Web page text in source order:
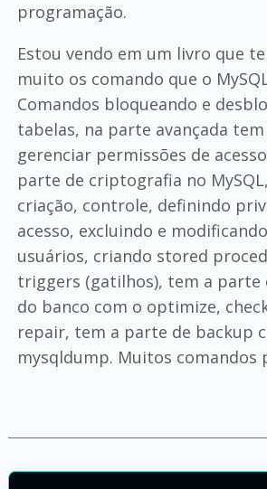
programação.
Estou vendo em um livro que
muito os comando que o
Comandos bloqueando e
tabelas, na parte avançada
gerenciar permissões de
parte de criptografia no
criação, controle, definindo
acesso, excluindo e
usuários, criando stored
triggers (gatilhos), tem a parte
do banco com o optimize,
repair, tem a parte de backup
mysqldump. Muitos comandos